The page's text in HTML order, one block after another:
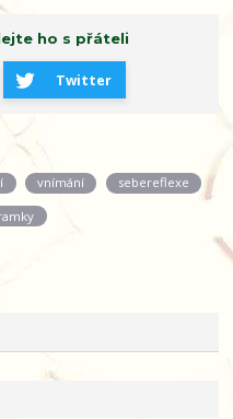
ho s přáteli
Twitter
vnímání sebereflexe